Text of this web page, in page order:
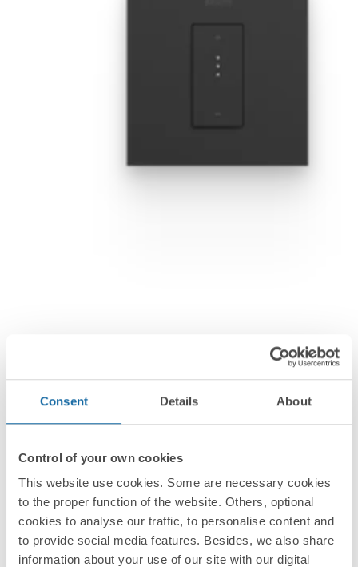
Consent Details About
Control of your own cookies
This website use cookies. Some are necessary cookies
to the proper function of the website. Others, optional
cookies to analyse our traffic, to personalise content and
to provide social media features. Besides, we also share
information about your use of our site with our digital
Interrupteurs et prises
La beauté de la simplicité